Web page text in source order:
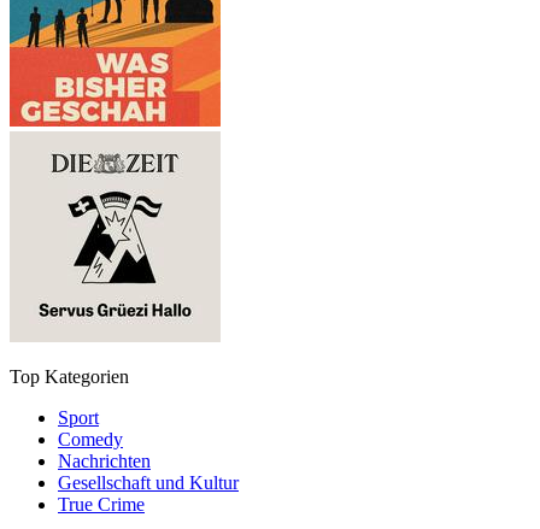
Top Kategorien
Sport
Comedy
Nachrichten
Gesellschaft und Kultur
True Crime